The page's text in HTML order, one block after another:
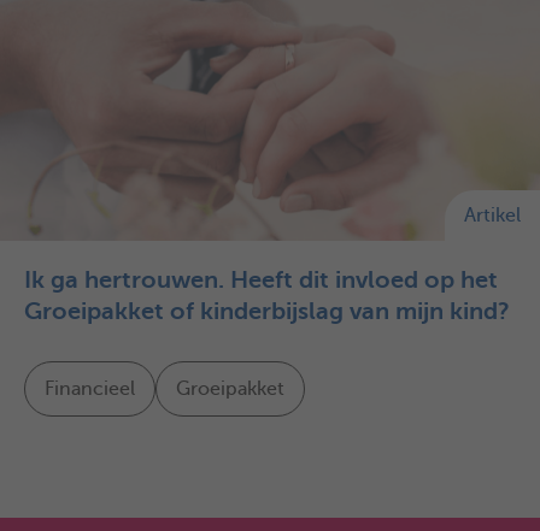
Artikel
Ik ga hertrouwen. Heeft dit invloed op het
Groeipakket of kinderbijslag van mijn kind?
Financieel Groeipakket